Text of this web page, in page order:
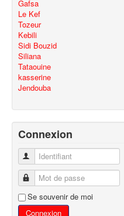
Gafsa
Le Kef
Tozeur
Kebili
Sidi Bouzid
Siliana
Tataouine
kasserine
Jendouba
Connexion
Identifiant
Mot de passe
Se souvenir de moi
Connexion